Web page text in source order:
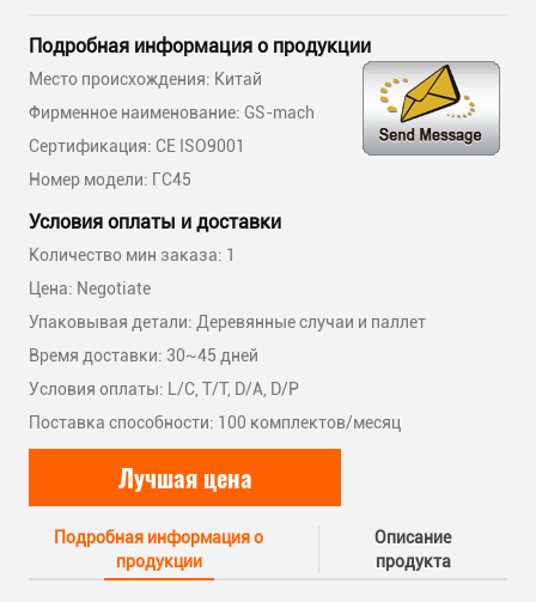
Подробная информация о продукции
Место происхождения: Китай
Фирменное наименование: GS-mach
Сертификация: CE ISO9001
Номер модели: ГС45
Условия оплаты и доставки
Количество мин заказа: 1
Цена: Negotiate
Упаковывая детали: Деревянные случаи и паллет
Время доставки: 30~45 дней
Условия оплаты: L/C, T/T, D/A, D/P
Поставка способности: 100 комплектов/месяц
Лучшая цена
Подробная информация о
продукции
Описание
продукта